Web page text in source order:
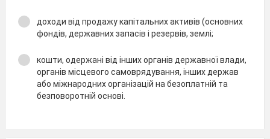
доходи від продажу капітальних активів (основних
фондів, державних запасів і резервів, землі;
кошти, одержані від інших органів державної влади,
органів місцевого самоврядування, інших держав
або міжнародних організацій на безоплатній та
безповоротній основі.